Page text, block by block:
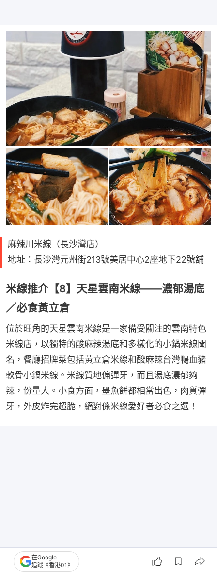
麻辣川米線（長沙灣店）
地址：長沙灣元州街213號美居中心2座地下22號舖
米線推介【8】天星雲南米線——濃郁湯底
／必食黃立倉
位於旺角的天星雲南米線是一家備受關注的雲南特色
米線店，以獨特的酸麻辣湯底和多樣化的小鍋米線聞
名，餐廳招牌菜包括黃立倉米線和酸麻辣台灣鴨血豬
軟骨小鍋米線。米線質地偏彈牙，而且湯底濃郁夠
辣，份量大。小食方面，墨魚餅都相當出色，肉質彈
牙，外皮炸完超脆，絕對係米線愛好者必食之選！
在Google
追蹤《香港01》